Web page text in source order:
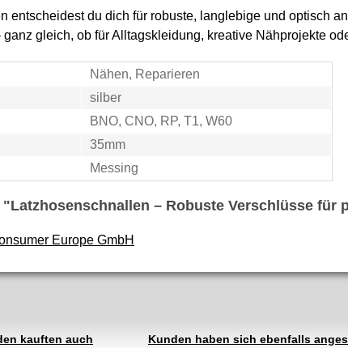
entscheidest du dich für robuste, langlebige und optisch
gleich, ob für Alltagskleidung, kreative Nähprojekte
Nähen, Reparieren
silber
BNO, CNO, RP, T1, W60
35mm
Messing
– Robuste Verschlüsse für
Europe GmbH
kauften auch Kunden haben sich ebenfalls